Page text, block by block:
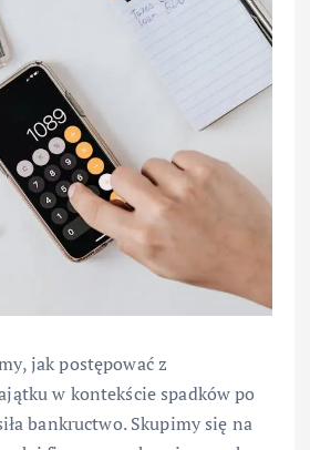
jak postępować z
w kontekście spadków po
bankructwo. Skupimy się na